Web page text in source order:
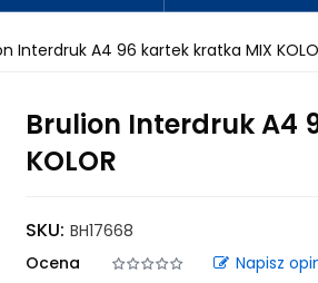
Interdruk A4 96 kartek kratka MIX
Brulion Interdruk A4
KOLOR
SKU: BH17668
Ocena
Napisz